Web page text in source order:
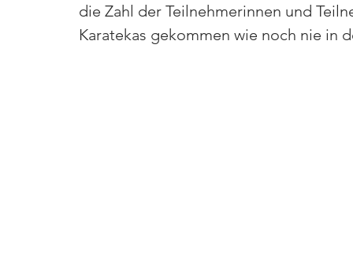
die Zahl der Teilnehmerinnen und
Karatekas gekommen wie noch nie in